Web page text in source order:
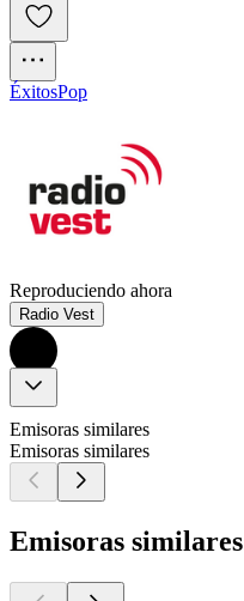
ÉxitosPop
Reproduciendo ahora
Radio Vest
Emisoras similares
Emisoras similares
Emisoras similares